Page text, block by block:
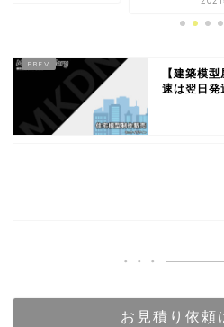
【建築模
速は翌日発
お見積り依頼